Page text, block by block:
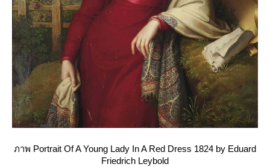
ภาพ Portrait Of A Young Lady In A Red Dress 1824 by Eduard
Friedrich Leybold